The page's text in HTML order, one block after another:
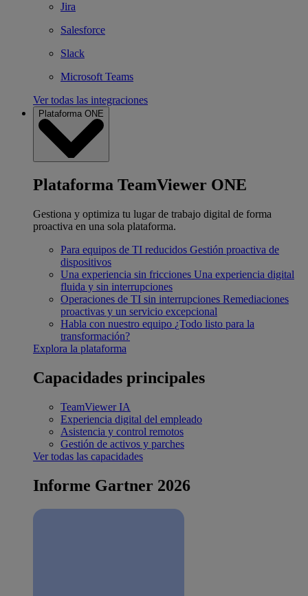
Jira
Salesforce
Slack
Microsoft Teams
Ver todas las integraciones
Plataforma ONE
Plataforma TeamViewer ONE
Gestiona y optimiza tu lugar de trabajo digital de forma
proactiva en una sola plataforma.
Para equipos de TI reducidos Gestión proactiva de
dispositivos
Una experiencia sin fricciones Una experiencia digital
fluida y sin interrupciones
Operaciones de TI sin interrupciones Remediaciones
proactivas y un servicio excepcional
Habla con nuestro equipo ¿Todo listo para la
transformación?
Explora la plataforma
Capacidades principales
TeamViewer IA
Experiencia digital del empleado
Asistencia y control remotos
Gestión de activos y parches
Ver todas las capacidades
Informe Gartner 2026